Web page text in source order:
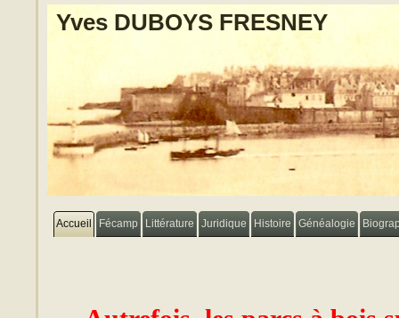
Yves DUBOYS FRESNEY
Accueil Fécamp Littérature Juridique Histoire Généalogie